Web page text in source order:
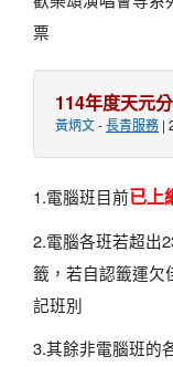
票
114年度天元
黃炳文-長青服務 |
1.電腦班目前已上
2.電腦各班若超出
籤，若自認籤運欠
記班別
3.其餘非電腦班的